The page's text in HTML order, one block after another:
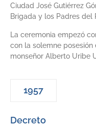
Ciudad José Gutiérrez
Brigada y los Padres del
La ceremonia empezó
con la solemne posesión
monseñor Alberto Uribe
1957
Decreto